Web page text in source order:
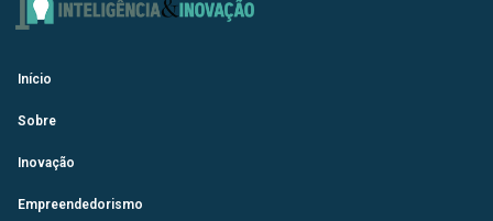
Início
Sobre
Inovação
Empreendedorismo